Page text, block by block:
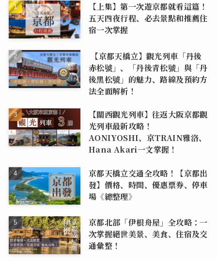
【上集】第一次遊京都就看這篇！
五天四夜行程、必去景點和推薦住
宿一次掌握
【京都天橋立】觀光列車「丹後
赤松號」、「丹後青松號」與「丹
後黑松號」的魅力、路線及預約方
法全面解析！
【關西觀光列車】往返大阪京都觀
光列車最新攻略！
AONIYOSHI、京TRAIN雅洛、
Hana Akari一文掌握！
京都天橋立交通全攻略！【京都出
發】價格、時間、優惠票券、停車
場《總整理》
京都北部「伊根舟屋」全攻略：一
次掌握絕世美景、美食、住宿及交
通彙整！